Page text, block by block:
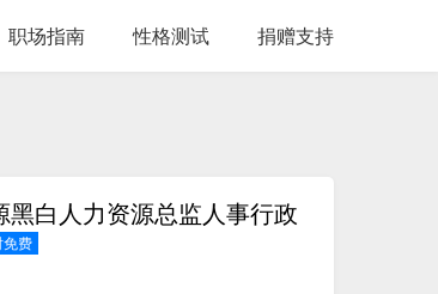
职场指南 性格测试 捐赠支持
黑白人力资源总监人事行政
免费